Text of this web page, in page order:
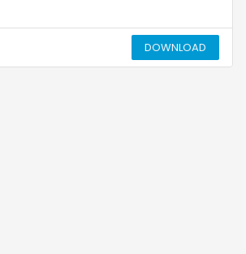
DOWNLOAD